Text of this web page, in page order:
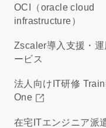
OCI（oracle cloud
infrastructure）
Zscaler導入支援・運
ービス
法人向けIT研修
One
在宅ITエンジニア派